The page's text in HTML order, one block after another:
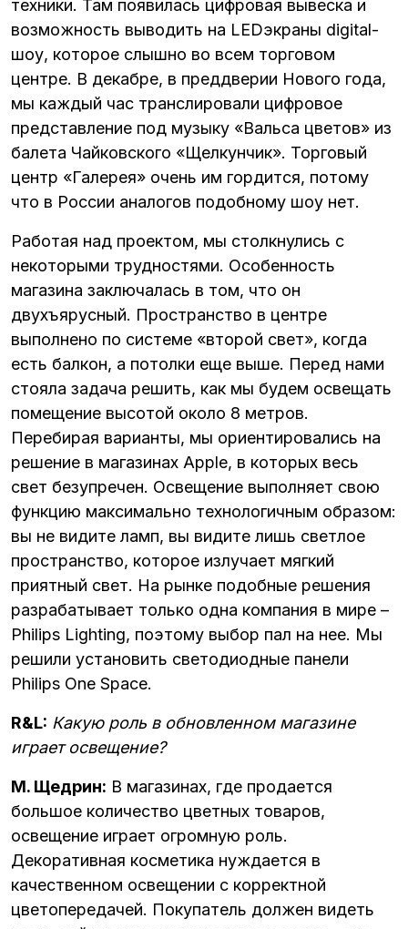
техники. Там появилась цифровая вывеска и
возможность выводить на LEDэкраны digital-
шоу, которое слышно во всем торговом
центре. В декабре, в преддверии Нового года,
мы каждый час транслировали цифровое
представление под музыку «Вальса цветов» из
балета Чайковского «Щелкунчик». Торговый
центр «Галерея» очень им гордится, потому
что в России аналогов подобному шоу нет.
Работая над проектом, мы столкнулись с
некоторыми трудностями. Особенность
магазина заключалась в том, что он
двухъярусный. Пространство в центре
выполнено по системе «второй свет», когда
есть балкон, а потолки еще выше. Перед нами
стояла задача решить, как мы будем освещать
помещение высотой около 8 метров.
Перебирая варианты, мы ориентировались на
решение в магазинах Apple, в которых весь
свет безупречен. Освещение выполняет свою
функцию максимально технологичным образом:
вы не видите ламп, вы видите лишь светлое
пространство, которое излучает мягкий
приятный свет. На рынке подобные решения
разрабатывает только одна компания в мире –
Philips Lighting, поэтому выбор пал на нее. Мы
решили установить светодиодные панели
Philips One Space.
R&L: Какую роль в обновленном магазине
играет освещение?
М. Щедрин: В магазинах, где продается
большое количество цветных товаров,
освещение играет огромную роль.
Декоративная косметика нуждается в
качественном освещении с корректной
цветопередачей. Покупатель должен видеть